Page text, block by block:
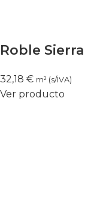
Roble Sierra
32,18 € m² (s/IVA)
Ver producto